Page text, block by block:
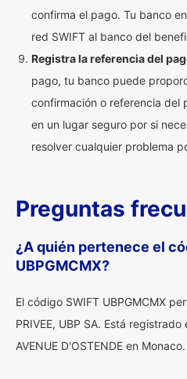
confirma el pago. Tu banco
red SWIFT al banco del
Registra la referencia del
pago, tu banco puede
confirmación o referencia del
en un lugar seguro por si
resolver cualquier problema
Preguntas
¿A quién pertenece el
UBPGMCMX?
El código SWIFT UBPGMCMX
PRIVEE, UBP SA. Está registrado
AVENUE D'OSTENDE en Monaco.